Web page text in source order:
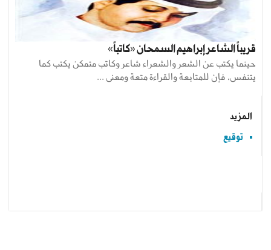
قريباً الشاعر إبراهيم السمحان «كاتباً»
حينما يكتب عن الشعر والشعراء شاعر وكاتب متمكن يكتب كما
يتنفس، فإن للمتابعة والقراءة متعة ومعنى ...
المزيد
توقيع